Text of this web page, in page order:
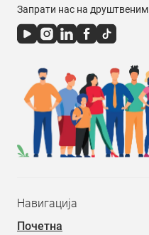
Запрати нас на
Навигација
Почетна